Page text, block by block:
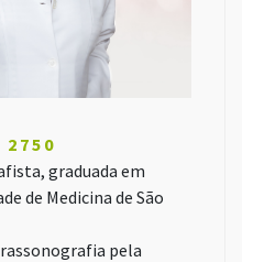
2750
graduada em
de Medicina de São
pela